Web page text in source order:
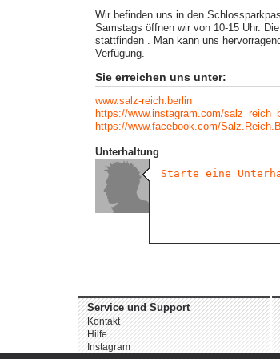
Wir befinden uns in den
Samstags öffnen wir von 10-15 Uhr.
stattfinden . Man kann uns
Verfügung.
Sie erreichen uns unter:
www.salz-reich.berlin
https://www.instagram.com/
https://www.facebook.com/
Unterhaltung
Service und Support
Kontakt
Hilfe
Instagram